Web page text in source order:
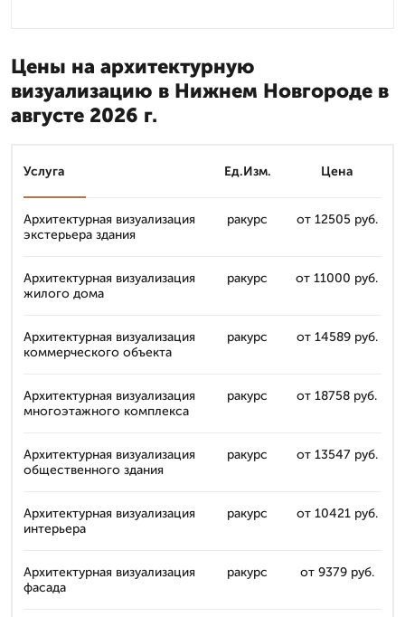
Цены на архитектурную
визуализацию в Нижнем Новгороде в
августе 2026 г.
Услуга Ед.Изм. Цена
Архитектурная визуализация
экстерьера здания
ракурс от 12505 руб.
Архитектурная визуализация
жилого дома
ракурс от 11000 руб.
Архитектурная визуализация
коммерческого объекта
ракурс от 14589 руб.
Архитектурная визуализация
многоэтажного комплекса
ракурс от 18758 руб.
Архитектурная визуализация
общественного здания
ракурс от 13547 руб.
Архитектурная визуализация
интерьера
ракурс от 10421 руб.
Архитектурная визуализация
фасада
ракурс от 9379 руб.